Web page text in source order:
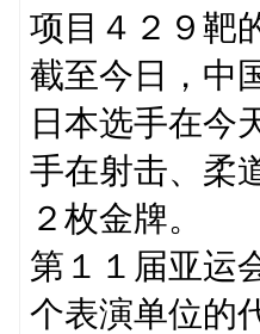
项目４２９靶
截至今日，中
日本选手在今
手在射击、柔
２枚金牌。
第１１届亚运
个表演单位的